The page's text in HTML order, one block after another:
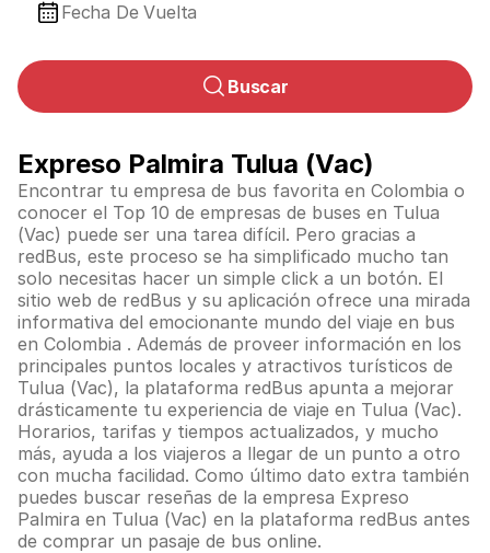
Fecha De Vuelta
Buscar
Expreso Palmira Tulua (Vac)
Encontrar tu empresa de bus favorita en Colombia o
conocer el Top 10 de empresas de buses en Tulua
(Vac) puede ser una tarea difícil. Pero gracias a
redBus, este proceso se ha simplificado mucho tan
solo necesitas hacer un simple click a un botón. El
sitio web de redBus y su aplicación ofrece una mirada
informativa del emocionante mundo del viaje en bus
en Colombia . Además de proveer información en los
principales puntos locales y atractivos turísticos de
Tulua (Vac), la plataforma redBus apunta a mejorar
drásticamente tu experiencia de viaje en Tulua (Vac).
Horarios, tarifas y tiempos actualizados, y mucho
más, ayuda a los viajeros a llegar de un punto a otro
con mucha facilidad. Como último dato extra también
puedes buscar reseñas de la empresa Expreso
Palmira en Tulua (Vac) en la plataforma redBus antes
de comprar un pasaje de bus online.